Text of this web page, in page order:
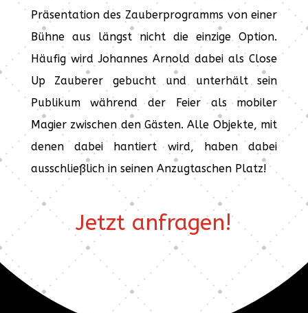
Präsentation des Zauberprogramms von einer
Bühne aus längst nicht die einzige Option.
Häufig wird Johannes Arnold dabei als Close
Up Zauberer gebucht und unterhält sein
Publikum während der Feier als mobiler
Magier zwischen den Gästen. Alle Objekte, mit
denen dabei hantiert wird, haben dabei
ausschließlich in seinen Anzugtaschen Platz!
Jetzt anfragen!